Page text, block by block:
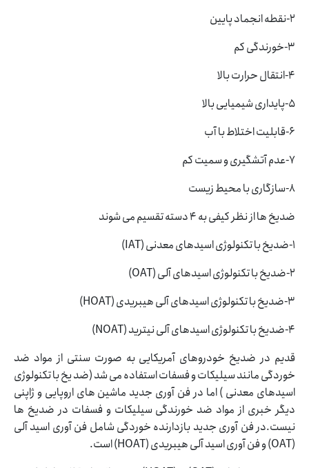
2-نقطه انجماد پایین
3-خورندگی کم
4-انتقال حرارت بالا
5-پایداری شیمیایی بالا
6-قابلیت اختلاط با آب
7-عدم آتشگیری و سمیت کم
8-سازگاری با محیط زیست
ضدیخ ها از نظر کیفی به 4 دسته تقسیم می شوند
1-ضدیخ با تکنولوژی اسیدهای معدنی (IAT)
2-ضدیخ با تکنولوژی اسیدهای آلی (OAT)
3-ضدیخ با تکنولوژی اسیدهای آلی هیبریدی (HOAT)
4-ضدیخ با تکنولوژی اسیدهای آلی نیترید (NOAT)
قدیم در ضدیخ خودروهای آمریکایی به صورت سنتی از مواد ضد
خوردگی مانند سیلیکات و فسفات استفاده می شد (ضد یخ با تکنولوژی
اسیدهای معدنی ) اما در فن آوری جدید ماشین های اروپایی و ژاپنی
دیگر خبری از مواد ضد خورندگی سیلیکات و فسفات در ضدیخ ها
نیست.در فن آوری جدید بازدارنده خوردگی شامل فن آوری اسید آلی
(OAT) و فن آوری اسید آلی هیبریدی (HOAT) است.